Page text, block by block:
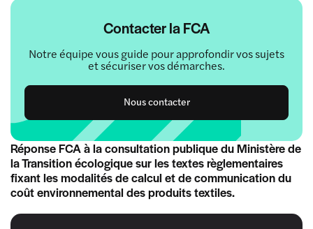
Contacter la FCA
Notre équipe vous guide pour approfondir vos sujets
et sécuriser vos démarches.
Nous contacter
Réponse FCA à la consultation publique du Ministère de
la Transition écologique sur les textes règlementaires
fixant les modalités de calcul et de communication du
coût environnemental des produits textiles.